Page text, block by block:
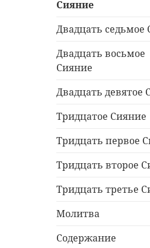
Сияние
Двадцать седьмое
Двадцать восьмое
Сияние
Двадцать девятое
Тридцатое Сияние
Тридцать первое
Тридцать второе
Тридцать третье
Молитва
Содержание